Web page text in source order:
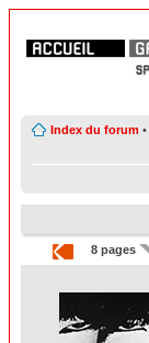
Index du forum •
8 pages